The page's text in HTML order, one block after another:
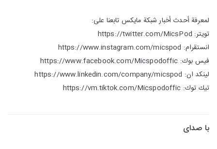
لمعرفة أحدث أخبار شبكة مايكس تابعنا على:
تويتر: https://twitter.com/MicsPod
انستقرام: https://www.instagram.com/micspod
فيس بوك: https://www.facebook.com/Micspodoffic
لينكد ان: https://www.linkedin.com/company/micspod
تيك توك: https://vm.tiktok.com/Micspodoffic
با صدای